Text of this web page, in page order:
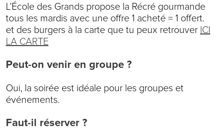
L’École des Grands propose la Récré gourmande
tous les mardis avec une offre 1 acheté = 1 offert.
et des burgers à la carte que tu peux retrouver ICI
LA CARTE
Peut-on venir en groupe ?
Oui, la soirée est idéale pour les groupes et
événements.
Faut-il réserver ?